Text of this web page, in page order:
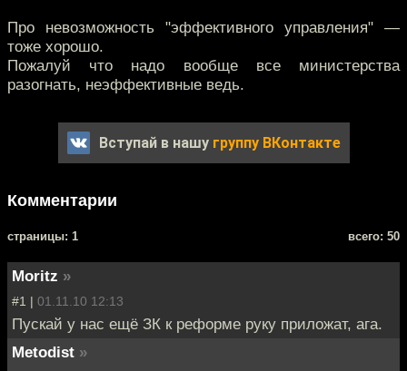
Про невозможность "эффективного управления" —
тоже хорошо.
Пожалуй что надо вообще все министерства
разогнать, неэффективные ведь.
Вступай в нашу группу ВКонтакте
Комментарии
cтраницы: 1 всего: 50
Moritz »
#1 | 01.11.10 12:13
Пускай у нас ещё ЗК к реформе руку приложат, ага.
Metodist »